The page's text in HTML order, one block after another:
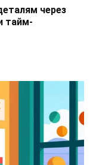
через
тайм-